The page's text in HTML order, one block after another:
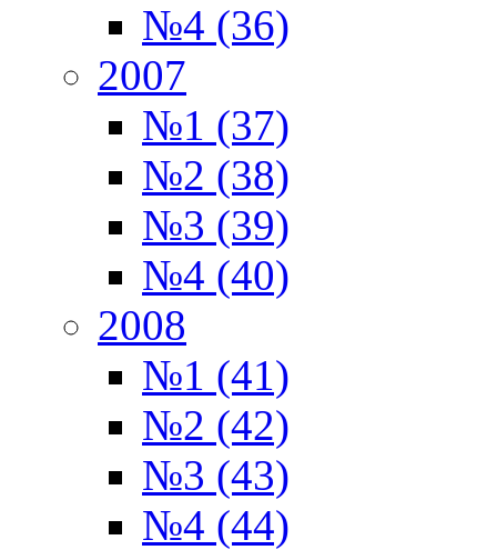
№4 (36)
2007
№1 (37)
№2 (38)
№3 (39)
№4 (40)
2008
№1 (41)
№2 (42)
№3 (43)
№4 (44)